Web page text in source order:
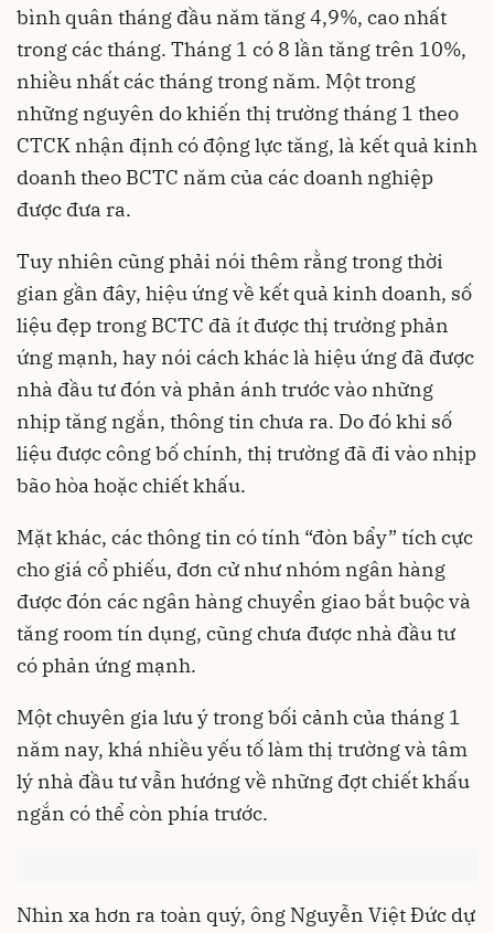
bình quân tháng đầu năm tăng 4,9%, cao nhất
trong các tháng. Tháng 1 có 8 lần tăng trên 10%,
nhiều nhất các tháng trong năm. Một trong
những nguyên do khiến thị trường tháng 1 theo
CTCK nhận định có động lực tăng, là kết quả kinh
doanh theo BCTC năm của các doanh nghiệp
được đưa ra.
Tuy nhiên cũng phải nói thêm rằng trong thời
gian gần đây, hiệu ứng về kết quả kinh doanh, số
liệu đẹp trong BCTC đã ít được thị trường phản
ứng mạnh, hay nói cách khác là hiệu ứng đã được
nhà đầu tư đón và phản ánh trước vào những
nhịp tăng ngắn, thông tin chưa ra. Do đó khi số
liệu được công bố chính, thị trường đã đi vào nhịp
bão hòa hoặc chiết khấu.
Mặt khác, các thông tin có tính “đòn bẩy” tích cực
cho giá cổ phiếu, đơn cử như nhóm ngân hàng
được đón các ngân hàng chuyển giao bắt buộc và
tăng room tín dụng, cũng chưa được nhà đầu tư
có phản ứng mạnh.
Một chuyên gia lưu ý trong bối cảnh của tháng 1
năm nay, khá nhiều yếu tố làm thị trường và tâm
lý nhà đầu tư vẫn hướng về những đợt chiết khấu
ngắn có thể còn phía trước.
Nhìn xa hơn ra toàn quý, ông Nguyễn Việt Đức dự